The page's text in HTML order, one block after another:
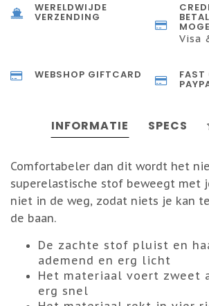
WERELDWIJDE
VERZENDING
Visa
WEBSHOP GIFTCARD FAST
INFORMATIE SPECS
Comfortabeler dan dit wordt het
superelastische stof beweegt met
niet in de weg, zodat niets je kan
de baan.
De zachte stof pluist en
ademend en erg licht
Het materiaal voert zweet
erg snel